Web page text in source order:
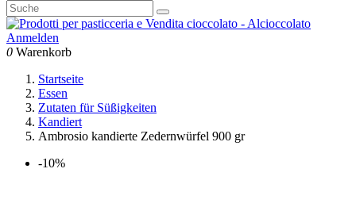
Anmelden
0 Warenkorb
Startseite
Essen
Zutaten für Süßigkeiten
Kandiert
Ambrosio kandierte Zedernwürfel 900 gr
-10%